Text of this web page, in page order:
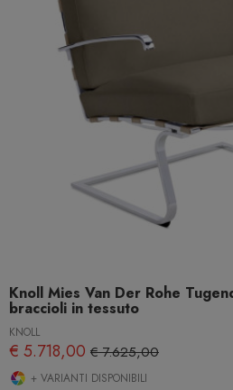
Knoll Mies Van Der Rohe
braccioli in tessuto
KNOLL
€ 5.718,00 € 7.625,00
+ VARIANTI DISPONIBILI